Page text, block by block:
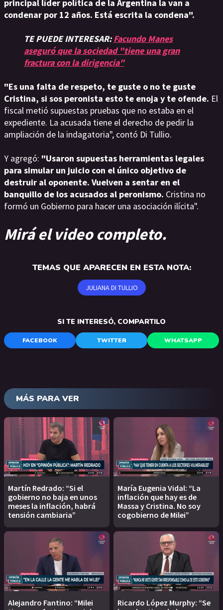
principal líder política de la Argentina la van a
condenar por 12 años. Está escrita la condena".
TE PUEDE INTERESAR:Facundo Manes
aseguró que la sociedad "tiene una gran
fractura con la dirigencia"
"Es una falta de respeto, te guste o no te guste
Cristina, si sos peronista esto te enoja y te ofende. El
fiscal metió supuestas pruebas que no estaba en el
expediente. La acusada tiene el derecho de pedir la
ampliación de la indagatoria", contó Di Tullio.
Y agregó: "Usaron supuestas herramientas legales
para simular un juicio con el único objetivo de
destruir al oponente. Vuelven a sentar en el
banquillo de los acusados al peronismo. Cristina no
formó un Gobierno para hacer una asociación ilícita".
Mirá el video completo.
TEMAS QUE APARECEN EN ESTA NOTA:
JULIANA DI TULLIO
SI TE INTERESÓ, COMPARTILO
FACEBOOK TWITTER WHATSAPP
MÁS PARA VER
Martín Redrado: “Si el
gobierno no baja en unos
meses la inflación, habrá
tensión cambiaria”
María Eugenia Vidal: “La
inflación que hay es de
Massa y Cristina. No soy
cogobierno de Milei”
Alejandro Fantino: “Milei
Ricardo López Murphy: “Se